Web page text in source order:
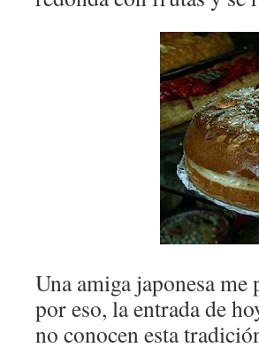
Una amiga japonesa
por eso, la entrada de
no conocen esta